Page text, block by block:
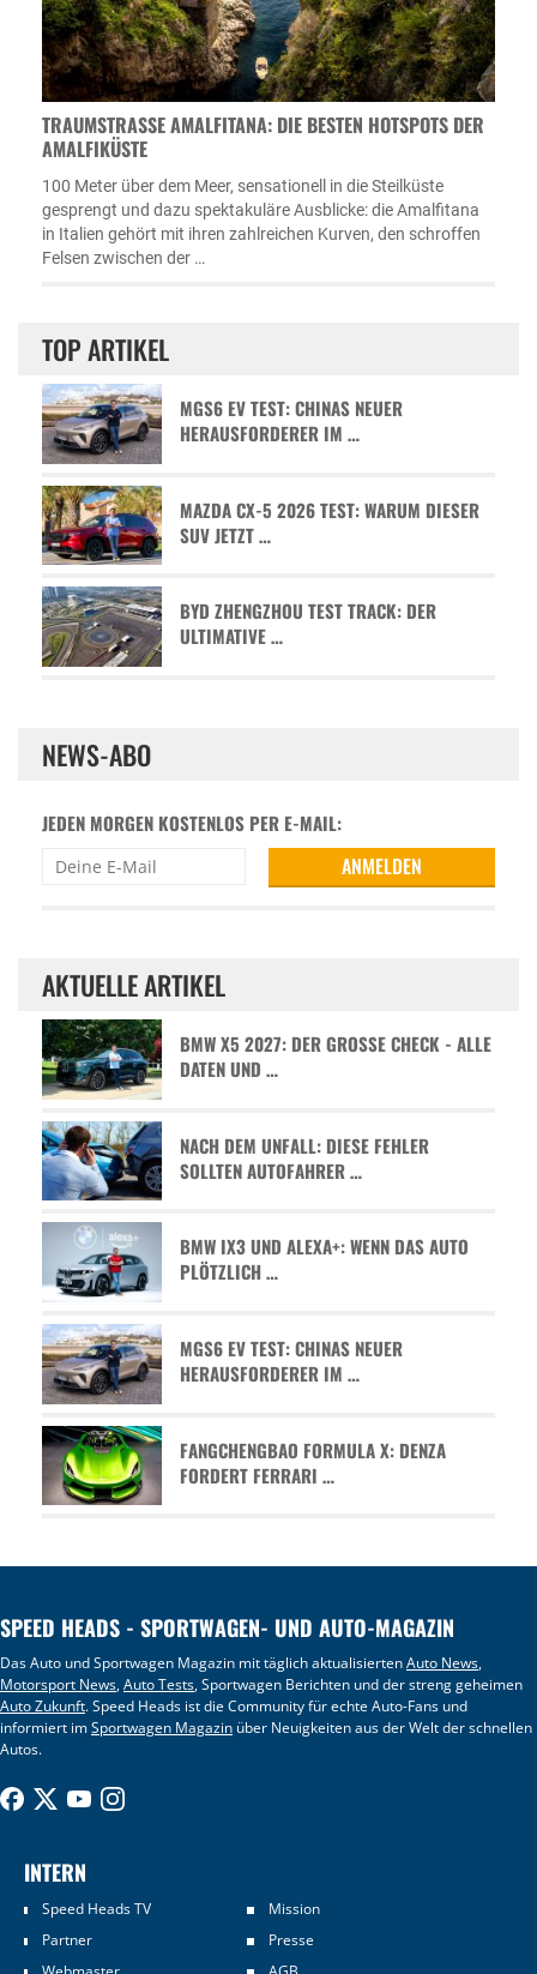
TRAUMSTRASSE AMALFITANA: DIE BESTEN HOTSPOTS DER A
MALFIKÜSTE
100 Meter über dem Meer, sensationell in die Steilküste
gesprengt und dazu spektakuläre Ausblicke: die Amalfitana
in Italien gehört mit ihren zahlreichen Kurven, den schroffen
Felsen zwischen der …
TOP ARTIKEL
MGS6 EV TEST: CHINAS NEUER
HERAUSFORDERER IM …
MAZDA CX-5 2026 TEST: WARUM DIESER
SUV JETZT …
BYD ZHENGZHOU TEST TRACK: DER
ULTIMATIVE …
NEWS-ABO
JEDEN MORGEN KOSTENLOS PER E-MAIL:
AKTUELLE ARTIKEL
BMW X5 2027: DER GROSSE CHECK - ALLE D
ATEN UND …
NACH DEM UNFALL: DIESE FEHLER
SOLLTEN AUTOFAHRER …
BMW IX3 UND ALEXA+: WENN DAS AUTO
PLÖTZLICH …
MGS6 EV TEST: CHINAS NEUER
HERAUSFORDERER IM …
FANGCHENGBAO FORMULA X: DENZA
FORDERT FERRARI …
SPEED HEADS - SPORTWAGEN- UND AUTO-MAGAZIN
Das Auto und Sportwagen Magazin mit täglich aktualisiertenAuto News,
Motorsport News,Auto Tests, Sportwagen Berichten und der streng geheimen
Auto Zukunft. Speed Heads ist die Community für echte Auto-Fans und
informiert imSportwagen Magazin über Neuigkeiten aus der Welt der schnellen
Autos.
INTERN
Speed Heads TV
Mission
Partner
Presse